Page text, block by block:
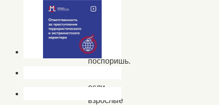
и
этим
не
поспоришь.
если
взрослые